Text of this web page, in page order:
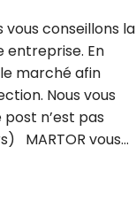
conseillons la
entreprise. En
marché afin
Nous vous
n’est pas
MARTOR vous…